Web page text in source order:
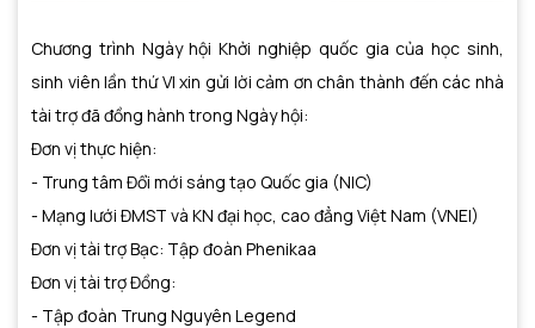
Chương trình Ngày hội Khởi nghiệp quốc gia của học sinh,
sinh viên lần thứ VI xin gửi lời cảm ơn chân thành đến các nhà
tài trợ đã đồng hành trong Ngày hội:
Đơn vị thực hiện:
- Trung tâm Đổi mới sáng tạo Quốc gia (NIC)
- Mạng lưới ĐMST và KN đại học, cao đẳng Việt Nam (VNEI)
Đơn vị tài trợ Bạc: Tập đoàn Phenikaa
Đơn vị tài trợ Đồng:
- Tập đoàn Trung Nguyên Legend